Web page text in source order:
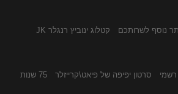
נוסף לשרותכם
קטלוג ינוביץ רנגלר JK
סרטון יפיפה של פיאט\קרייזלר
75 שנות